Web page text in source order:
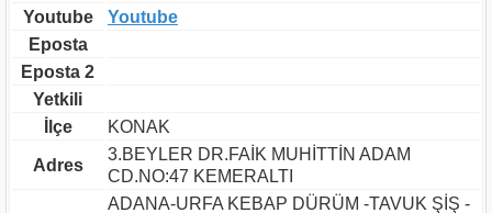
Youtube
Youtube
Eposta
Eposta 2
Yetkili
İlçe
KONAK
Adres
3.BEYLER DR.FAİK MUHİTTİN ADAM
CD.NO:47 KEMERALTI
ADANA-URFA KEBAP DÜRÜM -TAVUK ŞİŞ -